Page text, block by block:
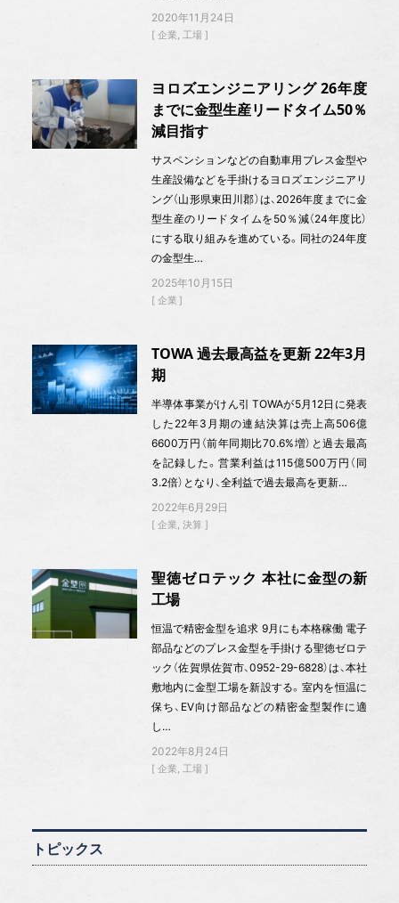
2020年11月24日
企業 工場
ヨロズエンジニアリング 26年度
までに金型生産リードタイム50％
減目指す
サスペンションなどの自動車用プレス金型や
生産設備などを手掛けるヨロズエンジニアリ
ング（山形県東田川郡）は、2026年度までに金
型生産のリードタイムを50％減（24年度比）
にする取り組みを進めている。同社の24年度
の金型生…
2025年10月15日
企業
TOWA 過去最高益を更新 22年3月
期
半導体事業がけん引 TOWAが5月12日に発表
した22年3月期の連結決算は売上高506億
6600万円（前年同期比70.6%増）と過去最高
を記録した。営業利益は115億500万円（同
3.2倍）となり、全利益で過去最高を更新…
2022年6月29日
企業 決算
聖徳ゼロテック 本社に金型の新
工場
恒温で精密金型を追求 9月にも本格稼働 電子
部品などのプレス金型を手掛ける聖徳ゼロテ
ック（佐賀県佐賀市、0952-29-6828）は、本社
敷地内に金型工場を新設する。室内を恒温に
保ち、EV向け部品などの精密金型製作に適
し…
2022年8月24日
企業 工場
トピックス